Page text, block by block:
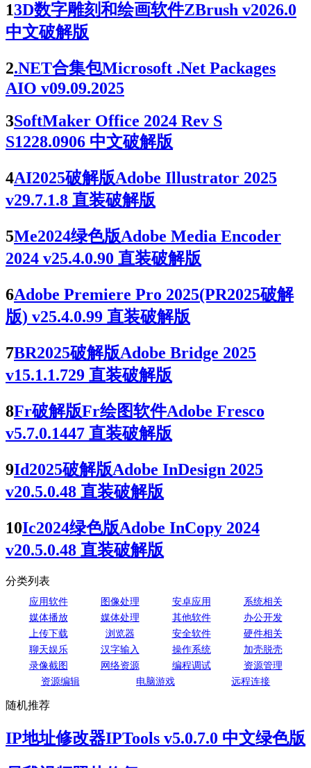
13D数字雕刻和绘画软件ZBrush v2026.0
中文破解版
2.NET合集包Microsoft .Net Packages
AIO v09.09.2025
3SoftMaker Office 2024 Rev S
S1228.0906 中文破解版
4AI2025破解版Adobe Illustrator 2025
v29.7.1.8 直装破解版
5Me2024绿色版Adobe Media Encoder
2024 v25.4.0.90 直装破解版
6Adobe Premiere Pro 2025(PR2025破解
版) v25.4.0.99 直装破解版
7BR2025破解版Adobe Bridge 2025
v15.1.1.729 直装破解版
8Fr破解版Fr绘图软件Adobe Fresco
v5.7.0.1447 直装破解版
9Id2025破解版Adobe InDesign 2025
v20.5.0.48 直装破解版
10Ic2024绿色版Adobe InCopy 2024
v20.5.0.48 直装破解版
分类列表
应用软件 图像处理 安卓应用
系统相关
媒体播放
媒体处理 其他软件
办公开发
上传下载
浏览器 安全软件
硬件相关
聊天娱乐
汉字输入 操作系统
加壳脱壳
录像截图
网络资源 编程调试
资源管理
资源编辑
电脑游戏 远程连接
随机推荐
IP地址修改器IPTools v5.0.7.0 中文绿色版